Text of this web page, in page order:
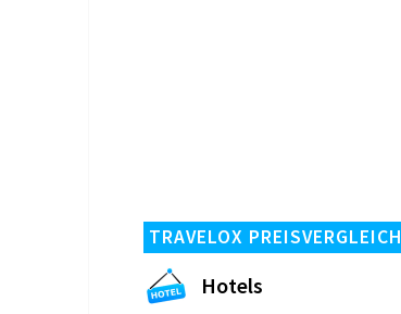
TRAVELOX PREISVERGLEICH
Hotels